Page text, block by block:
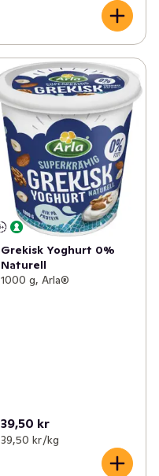
Grekisk Yoghurt 0%
Naturell
1000 g, Arla®
39,50 kr
39,50 kr /kg